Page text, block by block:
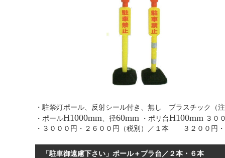
・駐禁灯ポール、反射シール付き、無し プラスチッ
・ポールH1000mm、径60mm ・ポリ台H100mm ３０
・３０００円・２６００円（税別）／１本 ３２００円
「駐車御遠慮下さい」ポ